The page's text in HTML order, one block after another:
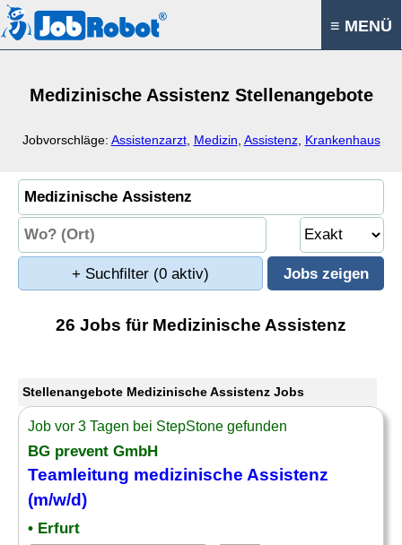
≡ MENÜ
Medizinische Assistenz Stellenangebote
Jobvorschläge: Assistenzarzt, Medizin Assistenz, Krankenhaus
+ Suchfilter (0 aktiv)
26 Jobs für Medizinische Assistenz
Stellenangebote Medizinische Assistenz Jobs
Job vor 3 Tagen bei StepStone gefunden
BG prevent GmbH
Teamleitung medizinische Assistenz
(m/w/d)
• Erfurt